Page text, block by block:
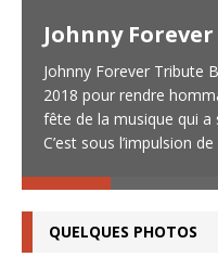
Johnny
Johnny Forever Tribute
2018 pour rendre
fête de la musique qui a
C’est sous l’impulsion de
QUELQUES PHOTOS